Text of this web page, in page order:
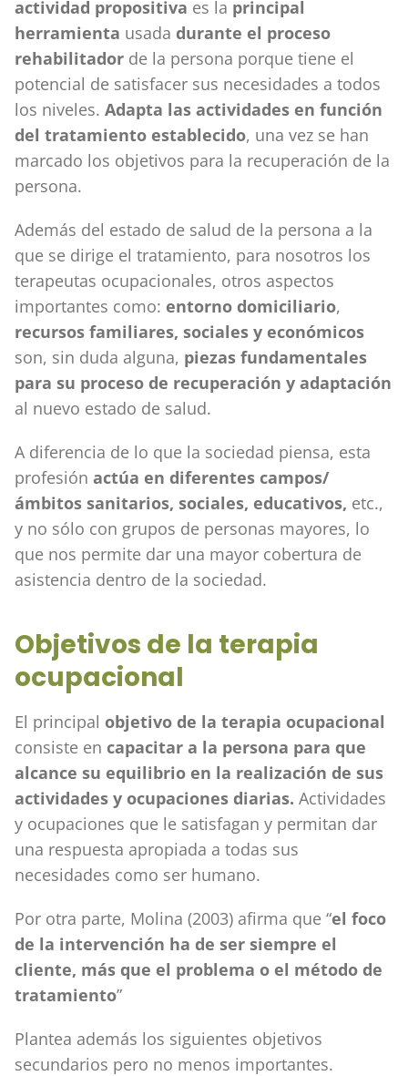
actividad propositiva es la principal
herramienta usada durante el proceso
rehabilitador de la persona porque tiene el
potencial de satisfacer sus necesidades a todos
los niveles. Adapta las actividades en función
del tratamiento establecido, una vez se han
marcado los objetivos para la recuperación de la
persona.
Además del estado de salud de la persona a la
que se dirige el tratamiento, para nosotros los
terapeutas ocupacionales, otros aspectos
importantes como: entorno domiciliario,
recursos familiares, sociales y económicos
son, sin duda alguna, piezas fundamentales
para su proceso de recuperación y adaptación
al nuevo estado de salud.
A diferencia de lo que la sociedad piensa, esta
profesión actúa en diferentes campos/
ámbitos sanitarios, sociales, educativos, etc.,
y no sólo con grupos de personas mayores, lo
que nos permite dar una mayor cobertura de
asistencia dentro de la sociedad.
Objetivos de la terapia
ocupacional
El principal objetivo de la terapia ocupacional
consiste en capacitar a la persona para que
alcance su equilibrio en la realización de sus
actividades y ocupaciones diarias. Actividades
y ocupaciones que le satisfagan y permitan dar
una respuesta apropiada a todas sus
necesidades como ser humano.
Por otra parte, Molina (2003) afirma que “el foco
de la intervención ha de ser siempre el
cliente, más que el problema o el método de
tratamiento”
Plantea además los siguientes objetivos
secundarios pero no menos importantes.